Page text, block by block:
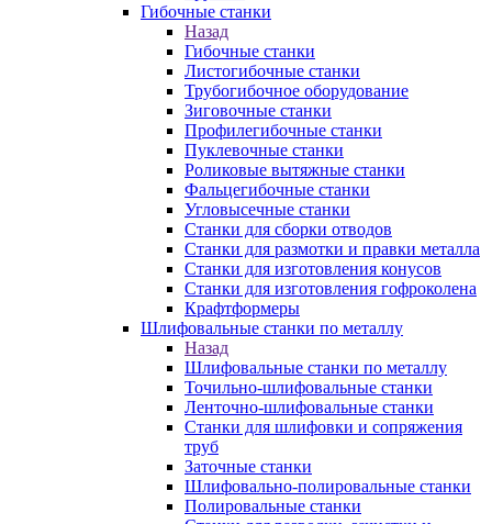
Гибочные станки
Назад
Гибочные станки
Листогибочные станки
Трубогибочное оборудование
Зиговочные станки
Профилегибочные станки
Пуклевочные станки
Роликовые вытяжные станки
Фальцегибочные станки
Угловысечные станки
Станки для сборки отводов
Станки для размотки и правки металла
Станки для изготовления конусов
Станки для изготовления гофроколена
Крафтформеры
Шлифовальные станки по металлу
Назад
Шлифовальные станки по металлу
Точильно-шлифовальные станки
Ленточно-шлифовальные станки
Станки для шлифовки и сопряжения
труб
Заточные станки
Шлифовально-полировальные станки
Полировальные станки